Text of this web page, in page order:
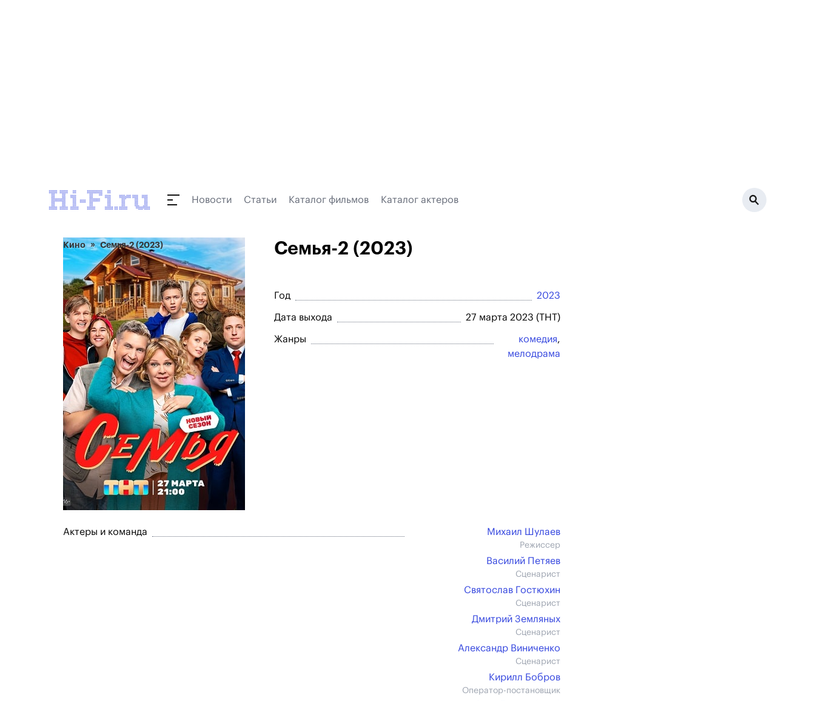
Новости Статьи Каталог фильмов Каталог актеров
Кино Семья-2 (2023) Семья-2 (2023)
Год 2023
Дата выхода 27 марта 2023 (ТНТ)
Жанры комедия,
мелодрама
Актеры и команда Михаил Шулаев
Режиссер
Василий Петяев
Сценарист
Святослав Гостюхин
Сценарист
Дмитрий Земляных
Сценарист
Александр Виниченко
Сценарист
Кирилл Бобров
Оператор-постановщик